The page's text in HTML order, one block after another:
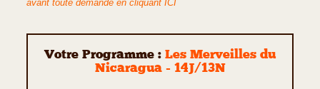
avant toute demande en cliquant ICI
Votre Programme : Les Merveilles du
Nicaragua - 14J/13N